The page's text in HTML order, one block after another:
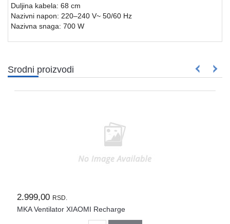
Televizori,
projektori
aparati
Rasveta
Duljina kabela: 68 cm
Nazivni napon: 220–240 V~ 50/60 Hz
Nazivna snaga: 700 W
Srodni proizvodi
2.999,00 RSD.
MKA Ventilator XIAOMI Recharge